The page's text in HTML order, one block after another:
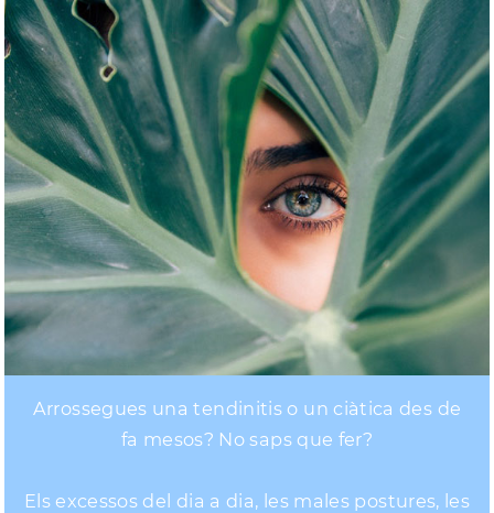
Arrossegues una tendinitis o un ciàtica des de
fa mesos? No saps que fer?
Els excessos del dia a dia, les males postures, les